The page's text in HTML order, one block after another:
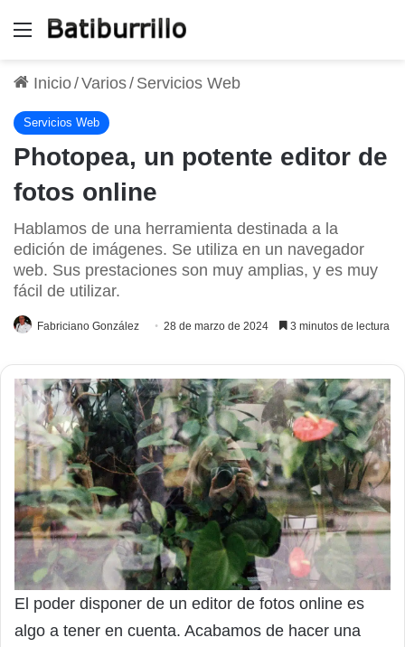
Menú
Inicio/Varios/ Servicios Web
Servicios Web
Photopea, un potente editor de
fotos online
Hablamos de una herramienta destinada a la
edición de imágenes. Se utiliza en un navegador
web. Sus prestaciones son muy amplias, y es muy
fácil de utilizar.
Fabriciano González 28 de marzo de 2024 3 minutos de lectura
El poder disponer de un editor de fotos online es
algo a tener en cuenta. Acabamos de hacer una